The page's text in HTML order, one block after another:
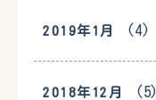
2019年1月 (4)
2018年12月 (5)